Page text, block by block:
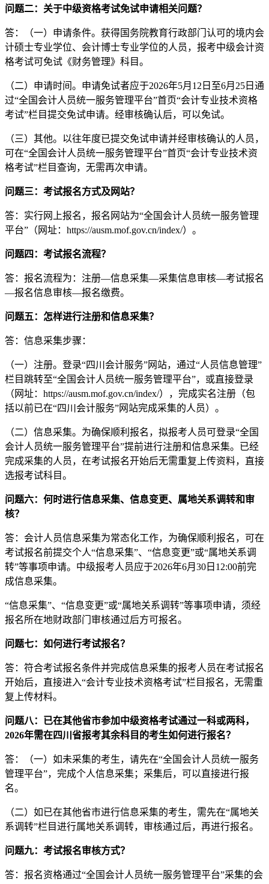
问题二：关于中级资格考试免试申请相关问题？
答：（一）申请条件。获得国务院教育行政部门认可的境内会
计硕士专业学位、会计博士专业学位的人员，报考中级会计资
格考试可免试《财务管理》科目。
（二）申请时间。申请免试者应于2026年5月12日至6月25日通
过“全国会计人员统一服务管理平台”首页“会计专业技术资格
考试”栏目提交免试申请。经审核确认后，可以免试。
（三）其他。以往年度已提交免试申请并经审核确认的人员，
可在“全国会计人员统一服务管理平台”首页“会计专业技术资
格考试”栏目查询，无需再次申请。
问题三：考试报名方式及网站？
答：实行网上报名，报名网站为“全国会计人员统一服务管理
平台”（网址：https://ausm.mof.gov.cn/index/）。
问题四：考试报名流程？
答：报名流程为：注册—信息采集—采集信息审核—考试报名
—报名信息审核—报名缴费。
问题五：怎样进行注册和信息采集？
答：信息采集步骤：
（一）注册。登录“四川会计服务”网站，通过“人员信息管理”
栏目跳转至“全国会计人员统一服务管理平台”，或直接登录
（网址：https://ausm.mof.gov.cn/index/），完成实名注册（包
括以前已在“四川会计服务”网站完成采集的人员）。
（二）信息采集。为确保顺利报名，拟报考人员可登录“全国
会计人员统一服务管理平台”提前进行注册和信息采集。已经
完成采集的人员，在考试报名开始后无需重复上传资料，直接
选报考试科目。
问题六：何时进行信息采集、信息变更、属地关系调转和审
核？
答：会计人员信息采集为常态化工作，为确保顺利报名，可在
考试报名前提交个人“信息采集”、“信息变更”或“属地关系调
转”等事项申请。中级报考人员应于2026年6月30日12:00前完
成信息采集。
“信息采集”、“信息变更”或“属地关系调转”等事项申请，须经
报名所在地财政部门审核通过后方可报名。
问题七：如何进行考试报名？
答：符合考试报名条件并完成信息采集的报考人员在考试报名
开始后，直接进入“会计专业技术资格考试”栏目报名，无需重
复上传材料。
问题八：已在其他省市参加中级资格考试通过一科或两科，
2026年需在四川省报考其余科目的考生如何进行报名？
答：（一）如未采集的考生，请先在“全国会计人员统一服务
管理平台”，完成个人信息采集；采集后，可以直接进行报
名。
（二）如已在其他省市进行信息采集的考生，需先在“属地关
系调转”栏目进行属地关系调转，审核通过后，再进行报名。
问题九：考试报名审核方式？
答：报名资格通过“全国会计人员统一服务管理平台”采集的会